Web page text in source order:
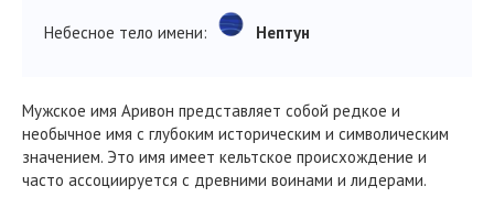
Небесное тело имени: Нептун
Мужское имя Аривон представляет собой редкое и
необычное имя с глубоким историческим и символическим
значением. Это имя имеет кельтское происхождение и
часто ассоциируется с древними воинами и лидерами.